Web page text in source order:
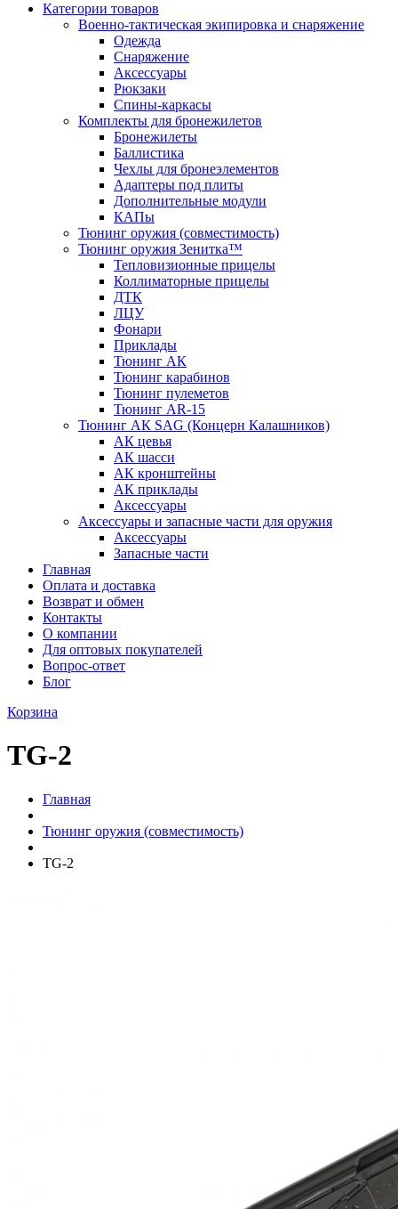
Категории товаров
Военно-тактическая экипировка и снаряжение
Одежда
Снаряжение
Аксессуары
Рюкзаки
Спины-каркасы
Комплекты для бронежилетов
Бронежилеты
Баллистика
Чехлы для бронеэлементов
Адаптеры под плиты
Дополнительные модули
КАПы
Тюнинг оружия (совместимость)
Тюнинг оружия Зенитка™
Тепловизионные прицелы
Коллиматорные прицелы
ДТК
ЛЦУ
Фонари
Приклады
Тюнинг АК
Тюнинг карабинов
Тюнинг пулеметов
Тюнинг AR-15
Тюнинг АК SAG (Концерн Калашников)
АК цевья
АК шасси
АК кронштейны
АК приклады
Аксессуары
Аксессуары и запасные части для оружия
Аксессуары
Запасные части
Главная
Оплата и доставка
Возврат и обмен
Контакты
О компании
Для оптовых покупателей
Вопрос-ответ
Блог
Корзина
TG-2
Главная
Тюнинг оружия (совместимость)
TG-2